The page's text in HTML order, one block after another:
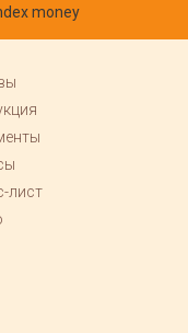
лист